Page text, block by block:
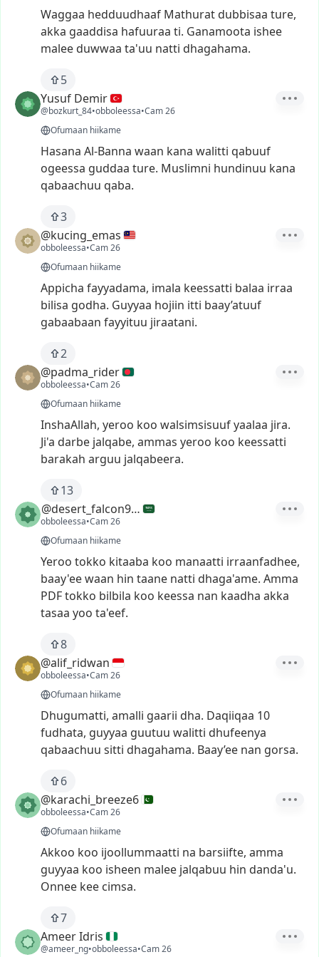
Waggaa hedduudhaaf Mathurat dubbisaa ture,
akka gaaddisa hafuuraa ti. Ganamoota ishee
malee duwwaa ta'uu natti dhagahama.
5
Yusuf Demir
@bozkurt_84•obboleessa•Cam 26
Ofumaan hiikame
Hasana Al-Banna waan kana walitti qabuuf
ogeessa guddaa ture. Muslimni hundinuu kana
qabaachuu qaba.
3
@kucing_emas
obboleessa•Cam 26
Ofumaan hiikame
Appicha fayyadama, imala keessatti balaa irraa
bilisa godha. Guyyaa hojiin itti baay’atuuf
gabaabaan fayyituu jiraatani.
2
@padma_rider
obboleessa•Cam 26
Ofumaan hiikame
InshaAllah, yeroo koo walsimsisuufyaalaa jira.
Ji'a darbe jalqabe, ammas yeroo koo keessatti
barakah arguu jalqabeera.
13
@desert_falcon993
obboleessa•Cam 26
Ofumaan hiikame
Yeroo tokko kitaaba koo manaatti irraanfadhee,
baay'eewaan hin taane natti dhaga'ame. Amma
PDFtokko bilbila koo keessa nan kaadha akka
tasaa yoo ta'eef.
8
@alif_ridwan
obboleessa•Cam 26
Ofumaan hiikame
Dhugumatti, amalli gaarii dha. Daqiiqaa 10
fudhata, guyyaa guutuu walitti dhufeenya
qabaachuu sitti dhagahama. Baay’ee nan gorsa.
6
@karachi_breeze6
obboleessa•Cam 26
Ofumaan hiikame
Akkoo koo ijoollummaatti na barsiifte, amma
guyyaa koo isheen malee jalqabuu hin danda'u.
Onnee kee cimsa.
7
Ameer Idris
@ameer_ng•obboleessa•Cam 26